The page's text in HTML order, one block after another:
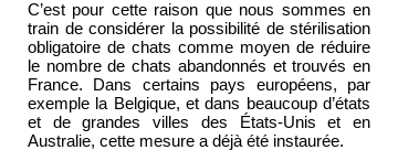
C’est pour cette raison que nous sommes en
train de considérer la possibilité de stérilisation
obligatoire de chats comme moyen de réduire
le nombre de chats abandonnés et trouvés en
France. Dans certains pays européens, par
exemple la Belgique, et dans beaucoup d’états
et de grandes villes des États-Unis et en
Australie, cette mesure a déjà été instaurée.